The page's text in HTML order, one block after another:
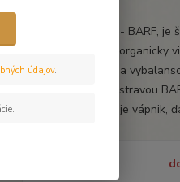
Dromy BALANCER - BARF,
prášku s obsahom organicky
vitamínov, určené na
kŕmených surovou stravou
fosforu. V deficite, je vápnik,
údajov.